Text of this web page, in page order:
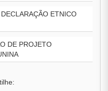
ETNICO
DE PROJETO